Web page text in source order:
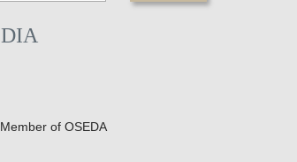
of OSEDA